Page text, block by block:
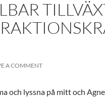
A COMMENT
och lyssna på mitt och